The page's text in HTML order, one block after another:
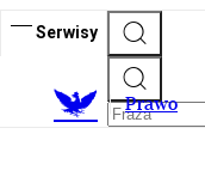
Serwisy
Prawo